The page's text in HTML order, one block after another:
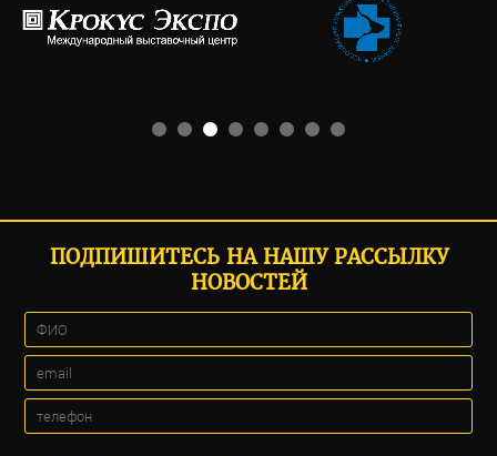
ПОДПИШИТЕСЬ НА НАШУ РАССЫЛКУ
НОВОСТЕЙ